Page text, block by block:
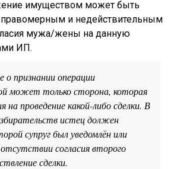
имуществом может быть
и недействительным
мужа/жены на данную
ИП.
о признании операции
может только сторона, которая
на проведение какой-либо сделки. В
истец должен
супруг был уведомлён или
согласия второго
сделки.